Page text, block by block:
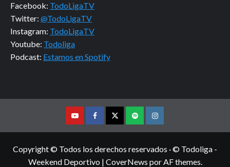
Facebook: TodoLigaTV
Twitter: @TodoLigaTV
Instagram: TodoLigaTV
Youtube: Todoliga
Podcast: Estamos en Spotify
YoutubeFacebookTwitterPodcastInstagram
Copyright © Todos los derechos reservados · © Todoliga -
Weekend Deportivo | CoverNews por AF themes.